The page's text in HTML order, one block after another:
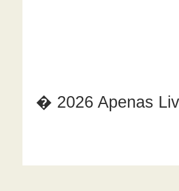
� 2026 Apenas